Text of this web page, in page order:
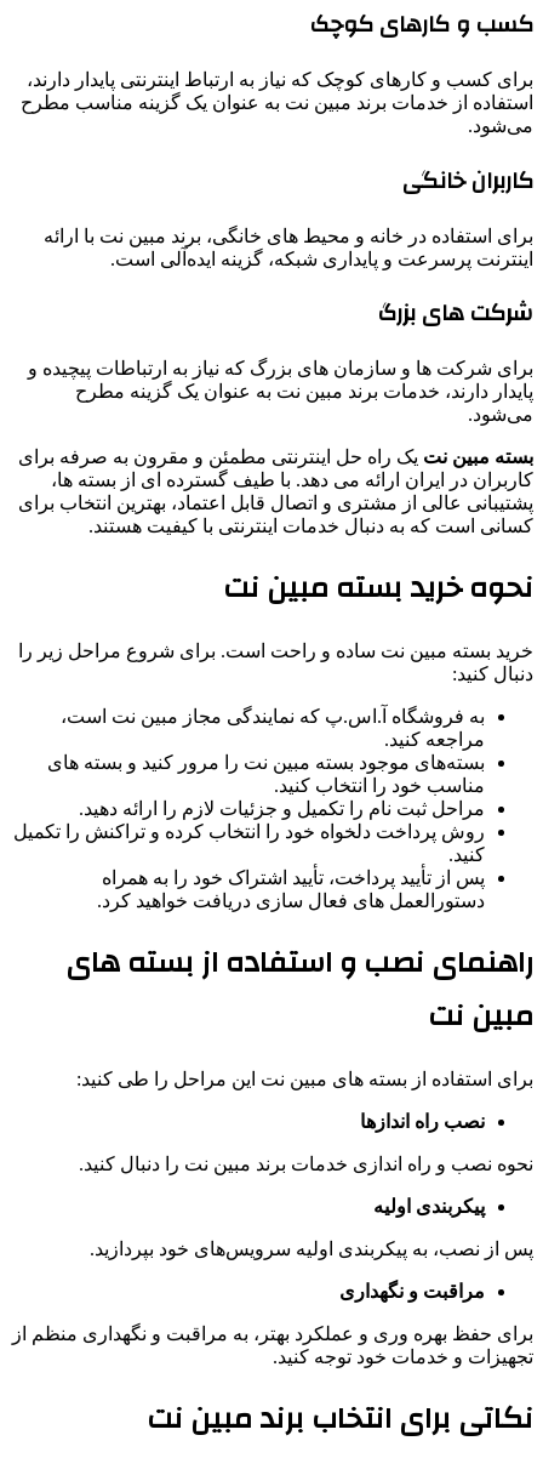
کسب و کارهای کوچک
برای کسب و کارهای کوچک که نیاز به ارتباط اینترنتی پایدار دارند،
استفاده از خدمات برند مبین نت به عنوان یک گزینه مناسب مطرح
می‌شود.
کاربران خانگی
برای استفاده در خانه و محیط‌ های خانگی، برند مبین نت با ارائه
اینترنت پرسرعت و پایداری شبکه، گزینه ایده‌آلی است.
شرکت ‌های بزرگ
برای شرکت ‌ها و سازمان ‌های بزرگ که نیاز به ارتباطات پیچیده و
پایدار دارند، خدمات برند مبین نت به عنوان یک گزینه مطرح
می‌شود.
بسته مبین نت یک راه حل اینترنتی مطمئن و مقرون به صرفه برای
کاربران در ایران ارائه می دهد. با طیف گسترده ای از بسته ها،
پشتیبانی عالی از مشتری و اتصال قابل اعتماد، بهترین انتخاب برای
کسانی است که به دنبال خدمات اینترنتی با کیفیت هستند.
نحوه خرید بسته مبین نت
خرید بسته مبین نت ساده و راحت است. برای شروع مراحل زیر را
دنبال کنید:
به فروشگاه آ.اس.پ که نمایندگی مجاز مبین نت است،
مراجعه کنید.
بسته‌های موجود بسته مبین نت را مرور کنید و بسته ‌های
مناسب خود را انتخاب کنید.
مراحل ثبت نام را تکمیل و جزئیات لازم را ارائه دهید.
روش پرداخت دلخواه خود را انتخاب کرده و تراکنش را تکمیل
کنید.
پس از تأیید پرداخت، تأیید اشتراک خود را به همراه
دستورالعمل های فعال سازی دریافت خواهید کرد.
راهنمای نصب و استفاده از بسته های
مبین نت
برای استفاده از بسته های مبین نت این مراحل را طی کنید:
نصب راه‌ اندازها
نحوه نصب و راه ‌اندازی خدمات برند مبین نت را دنبال کنید.
پیکربندی اولیه
پس از نصب، به پیکربندی اولیه سرویس‌های خود بپردازید.
مراقبت و نگهداری
برای حفظ بهره ‌وری و عملکرد بهتر، به مراقبت و نگهداری منظم از
تجهیزات و خدمات خود توجه کنید.
نکاتی برای انتخاب برند مبین نت